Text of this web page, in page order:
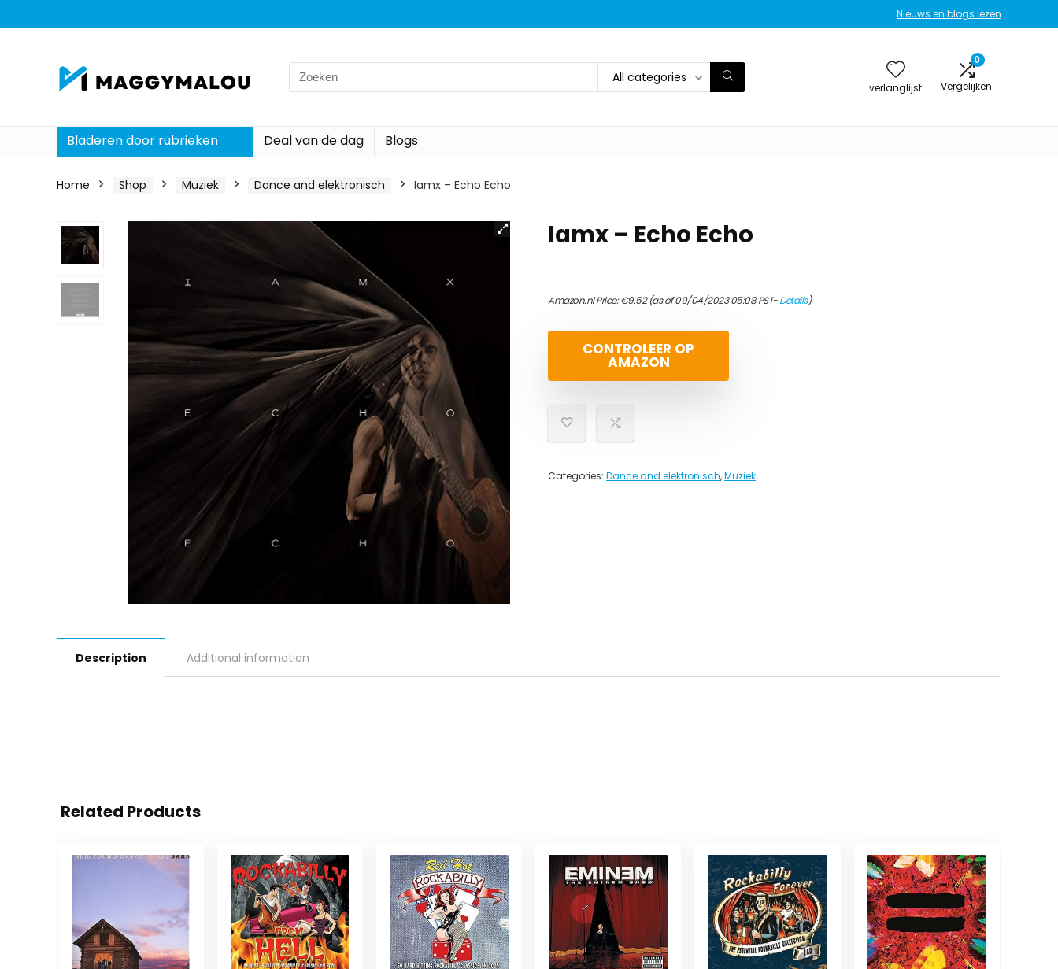
Nieuws en blogs lezen
Search
for:
All categories
verlanglijst
0
Vergelijken
Bladeren door rubrieken Deal van de dag Blogs
Home Shop Muziek Dance and elektronisch Iamx – Echo Echo
Iamx – Echo Echo
Amazon.nl Price:€9.52(as of 09/04/2023 05:08 PST-Details)
CONTROLEER OP
AMAZON
Categories: Dance and elektronisch,Muziek
Description Additional information
Related Products